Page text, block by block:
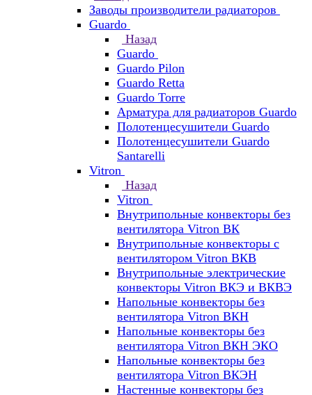
Заводы производители радиаторов
Guardo
Назад
Guardo
Guardo Pilon
Guardo Retta
Guardo Torre
Арматура для радиаторов Guardo
Полотенцесушители Guardo
Полотенцесушители Guardo
Santarelli
Vitron
Назад
Vitron
Внутрипольные конвекторы без
вентилятора Vitron ВК
Внутрипольные конвекторы с
вентилятором Vitron ВКВ
Внутрипольные электрические
конвекторы Vitron ВКЭ и ВКВЭ
Напольные конвекторы без
вентилятора Vitron ВКН
Напольные конвекторы без
вентилятора Vitron ВКН ЭКО
Напольные конвекторы без
вентилятора Vitron ВКЭН
Настенные конвекторы без